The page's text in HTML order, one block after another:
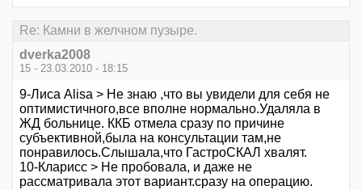
Re: Камни в желчном пузыре.
dverka2008
15 - 23.03.2010 - 18:15
9-Лиса Alisa > Не знаю ,что вы увидели для себя не
оптимистичного,все вполне нормально.Удаляла в
ЖД больнице. ККБ отмела сразу по причине
субъективной,была на консультации там,не
понравилось.Слышала,что ГастроСКАЛ хвалят.
10-Кларисс > Не пробовала, и даже не
рассматривала этот вариант.сразу на операцию.